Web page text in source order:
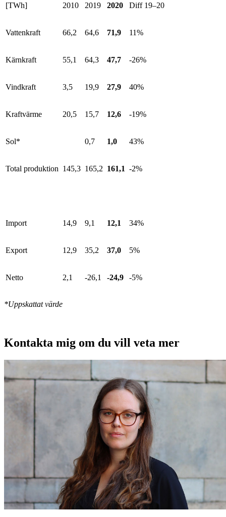
[TWh] 2010 2019 2020 Diff 19–20
Vattenkraft 66,2 64,6 71,9 11%
Kärnkraft 55,1 64,3 47,7 -26%
Vindkraft 3,5 19,9 27,9 40%
Kraftvärme 20,5 15,7 12,6 -19%
Sol* 0,7 1,0 43%
Total produktion 145,3 165,2 161,1 -2%
Import 14,9 9,1 12,1 34%
Export 12,9 35,2 37,0 5%
Netto 2,1 -26,1 -24,9 -5%
*Uppskattat värde
Kontakta mig om du vill veta mer